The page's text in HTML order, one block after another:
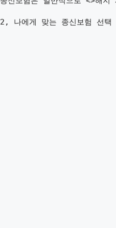
2, 나에게 맞는 종신보험 선택